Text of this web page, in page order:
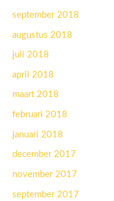
september 2018
augustus 2018
juli 2018
april 2018
maart 2018
februari 2018
januari 2018
december 2017
november 2017
september 2017